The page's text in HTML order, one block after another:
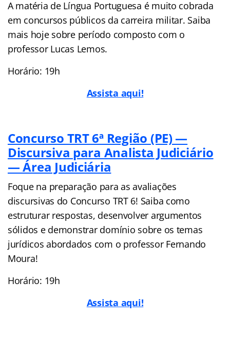
A matéria de Língua Portuguesa é muito cobrada
em concursos públicos da carreira militar. Saiba
mais hoje sobre período composto com o
professor Lucas Lemos.
Horário: 19h
Assista aqui!
Concurso TRT 6ª Região (PE) —
Discursiva para Analista Judiciário
— Área Judiciária
Foque na preparação para as avaliações
discursivas do Concurso TRT 6! Saiba como
estruturar respostas, desenvolver argumentos
sólidos e demonstrar domínio sobre os temas
jurídicos abordados com o professor Fernando
Moura!
Horário: 19h
Assista aqui!